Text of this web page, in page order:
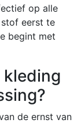
op alle
eerst te
begint met
kleding
de ernst van